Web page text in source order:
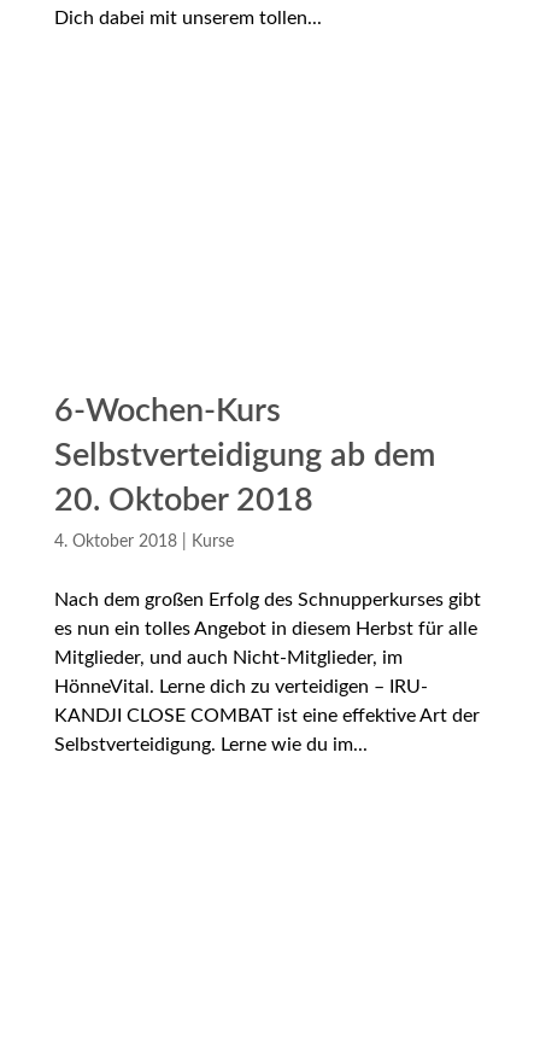
Dich dabei mit unserem tollen...
6-Wochen-Kurs
Selbstverteidigung ab dem
20. Oktober 2018
4. Oktober 2018| Kurse
Nach dem großen Erfolg des Schnupperkurses gibt
es nun ein tolles Angebot in diesem Herbst für alle
Mitglieder, und auch Nicht-Mitglieder, im
HönneVital. Lerne dich zu verteidigen – IRU-
KANDJI CLOSE COMBAT ist eine effektive Art der
Selbstverteidigung. Lerne wie du im...